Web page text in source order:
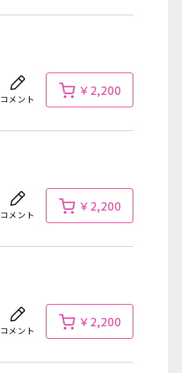
コメント
￥2,200
コメント
￥2,200
コメント
￥2,200